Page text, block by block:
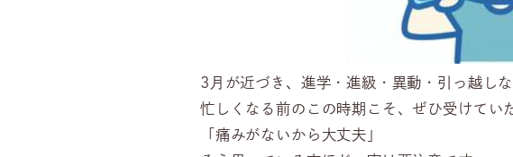
3月が近づき、進学・進級・異動・引っ越し
忙しくなる前のこの時期こそ、ぜひ受けてい
「痛みがないから大丈夫」